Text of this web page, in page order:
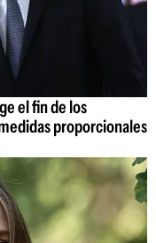
el fin de los
proporcionales